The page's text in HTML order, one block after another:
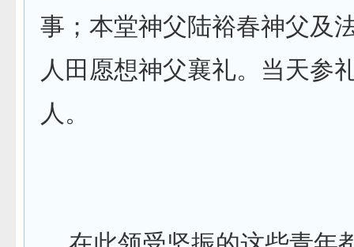
事；本堂神父陆裕春神父及
人田愿想神父襄礼。当天参
人。